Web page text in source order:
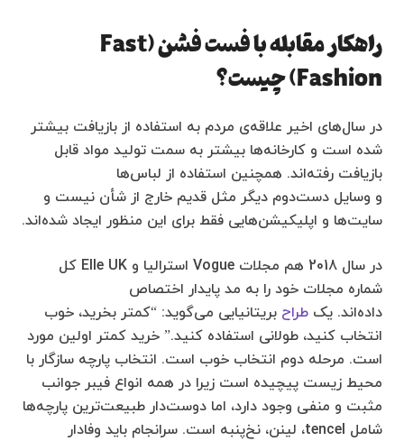
راهکار مقابله با فست فشن (Fast
Fashion) چیست؟
در سال‌های اخیر علاقه‌ی مردم به استفاده از بازیافت بیشتر
شده است و کارخانه‌ها بیشتر به سمت تولید مواد قابل
بازیافت رفته‌اند. همچنین استفاده از لباس‌ها
و وسایل دست‌دوم دیگر مثل قدیم خارج از شأن نیست و
سایت‌ها و اپلیکیشن‌هایی فقط برای این منظور ایجاد شده‌اند.
در سال 2018 هم مجلات Vogue استرالیا و Elle UK کل
شماره مجلات خود را به مد پایدار اختصاص
داده‌اند. یک طراح بریتانیایی می‌گوید: “کمتر بخرید، خوب
انتخاب کنید، طولانی استفاده کنید.” خرید کمتر اولین مورد
است. مرحله دوم انتخاب خوب است. انتخاب پارچه سازگار با
محیط زیست پیچیده است زیرا در همه انواع فیبر جوانب
مثبت و منفی وجود دارد، اما دوست‌دار طبیعت‌ترین پارچه‌ها
شامل tencel، لینن، نخ‌پنبه است. سرانجام باید وفادار